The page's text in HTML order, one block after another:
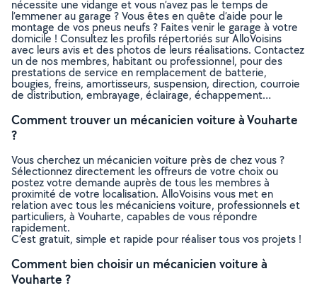
nécessite une vidange et vous n’avez pas le temps de
l’emmener au garage ? Vous êtes en quête d’aide pour le
montage de vos pneus neufs ? Faites venir le garage à votre
domicile ! Consultez les profils répertoriés sur AlloVoisins
avec leurs avis et des photos de leurs réalisations. Contactez
un de nos membres, habitant ou professionnel, pour des
prestations de service en remplacement de batterie,
bougies, freins, amortisseurs, suspension, direction, courroie
de distribution, embrayage, éclairage, échappement…
Comment trouver un mécanicien voiture à Vouharte
?
Vous cherchez un mécanicien voiture près de chez vous ?
Sélectionnez directement les offreurs de votre choix ou
postez votre demande auprès de tous les membres à
proximité de votre localisation. AlloVoisins vous met en
relation avec tous les mécaniciens voiture, professionnels et
particuliers, à Vouharte, capables de vous répondre
rapidement.
C’est gratuit, simple et rapide pour réaliser tous vos projets !
Comment bien choisir un mécanicien voiture à
Vouharte ?